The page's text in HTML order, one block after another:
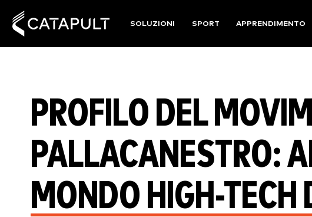
SOLUZIONI SPORT APPRENDIMENTO
PROFILO DEL
PALLACANESTRO:
MONDO HIGH-TECH